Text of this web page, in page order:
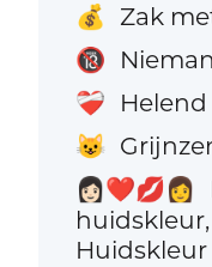
💰 Zak
🔞
❤️‍🩹
😺
👩🏻‍❤️‍💋‍👩
Huidskleur